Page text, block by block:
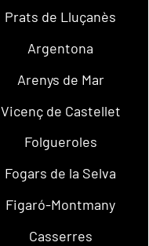
Prats de Lluçanès
Argentona
Arenys de Mar
Vicenç de Castellet
Folgueroles
Fogars de la Selva
Figaró-Montmany
Casserres